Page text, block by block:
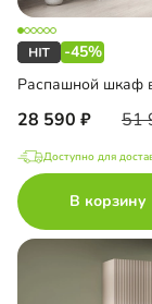
-45%
Распашной шкаф
28 590 51
Доступно для
В корзину